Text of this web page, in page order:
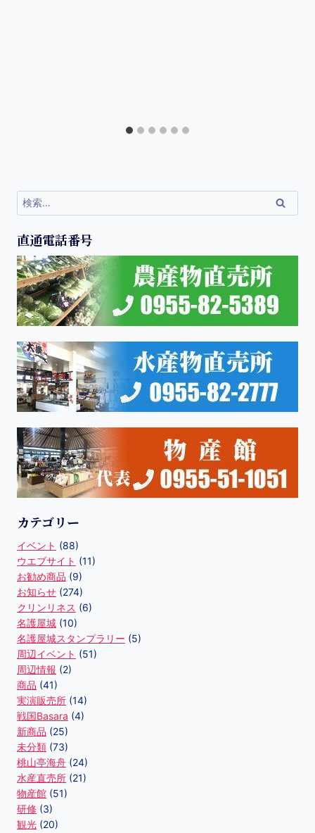
直通電話番号
カテゴリー
イベント (88)
ウエブサイト (11)
お勧め商品 (9)
お知らせ (274)
クリンリネス (6)
名護屋城 (10)
名護屋城スタンプラリー (5)
周辺イベント (51)
周辺情報 (2)
商品 (41)
実演販売所 (14)
戦国Basara (4)
新商品 (25)
未分類 (73)
桃山亭海舟 (24)
水産直売所 (21)
物産館 (51)
研修 (3)
観光 (20)